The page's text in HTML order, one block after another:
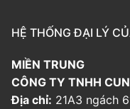
HỆ THỐNG ĐẠI LÝ
MIỀN TRUNG
CÔNG TY TNHH
Địa chỉ: 21A3 ngách